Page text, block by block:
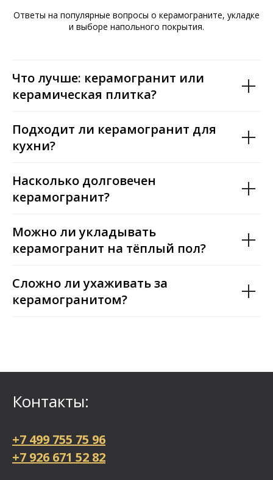
Ответы на популярные вопросы о керамограните, укладке
и выборе напольного покрытия.
Что лучше: керамогранит или
керамическая плитка?
Подходит ли керамогранит для
кухни?
Насколько долговечен
керамогранит?
Можно ли укладывать
керамогранит на тёплый пол?
Сложно ли ухаживать за
керамогранитом?
Контакты:
+7 499 755 75 96
+7 926 671 52 82